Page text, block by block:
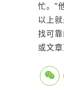
忙。”
以上
找可
或文